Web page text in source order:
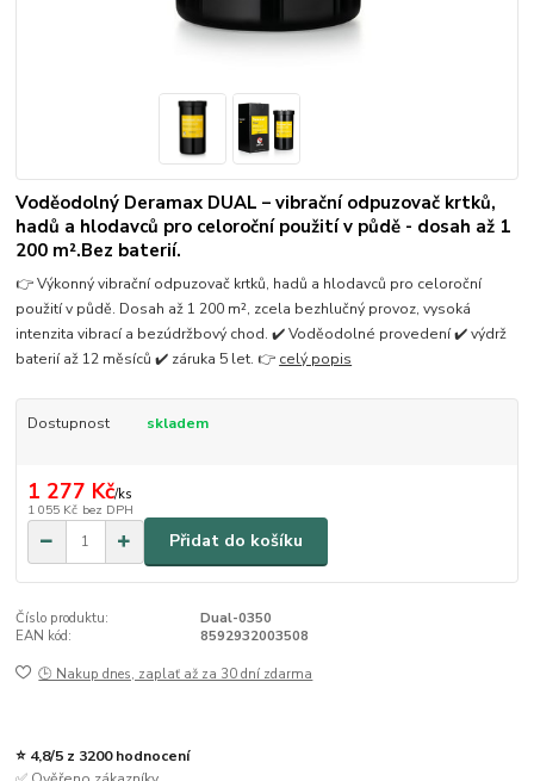
Voděodolný Deramax DUAL – vibrační odpuzovač krtků,
hadů a hlodavců pro celoroční použití v půdě - dosah až 1
200 m².Bez baterií.
👉 Výkonný vibrační odpuzovač krtků, hadů a hlodavců pro celoroční
použití v půdě. Dosah až 1 200 m², zcela bezhlučný provoz, vysoká
intenzita vibrací a bezúdržbový chod. ✔️ Voděodolné provedení ✔️ výdrž
baterií až 12 měsíců ✔️ záruka 5 let. 👉 celý popis
Dostupnost skladem
1 277 Kč/ks
1 055 Kč bez DPH
Přidat do košíku
Číslo produktu:
Dual-0350
EAN kód:
8592932003508
🕒 Nakup dnes, zaplať až za 30 dní zdarma
⭐ 4,8/5 z 3200 hodnocení